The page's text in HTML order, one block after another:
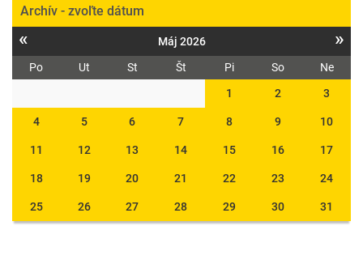
Archív - zvoľte dátum
« Máj 2026 »
Po Ut St Št Pi So
Ne
1
2 3
4 5 6 7 8 9 10
11 12 13 14 15 16 17
18 19 20 21 22 23 24
25 26 27 28 29 30 31